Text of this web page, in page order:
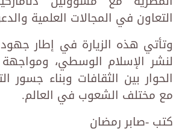
التعاون في المجالات العلمية
وتأتي هذه الزيارة في إطار جهود
لنشر الإسلام الوسطي، ومواجهة
الحوار بين الثقافات وبناء جسور
مع مختلف الشعوب في العالم.
كتب -صابر رمضان